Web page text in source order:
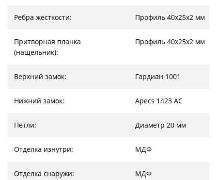
Ребра жесткости: Профиль 40х25х2 мм
Притворная планка
(нащельник):
Профиль 40х25х2 мм
Верхний замок: Гардиан 1001
Нижний замок: Apecs 1423 AC
Петли: Диаметр 20 мм
Отделка изнутри: МДФ
Отделка снаружи: МДФ